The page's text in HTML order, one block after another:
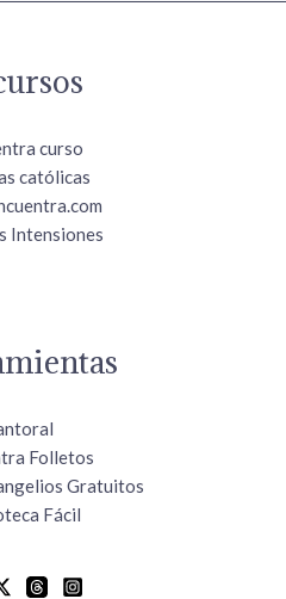
curso
católicas
Intensiones
Folletos
Gratuitos
Fácil